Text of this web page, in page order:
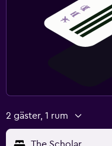
2 gäster, 1 rum